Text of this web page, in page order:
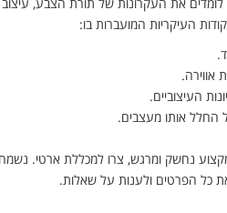
העיקריות המועברות בו:
החלל אותו מעצבים.
נחשק ומרגש, צרו למכללת ארטי. נשמח
כל הפרטים ולענות על שאלות.